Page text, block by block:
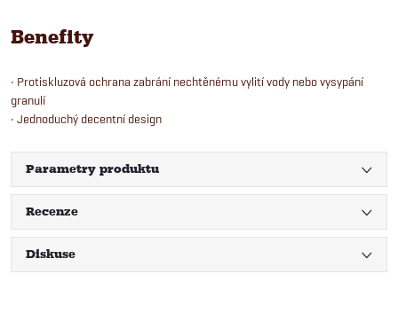
Benefity
• Protiskluzová ochrana zabrání nechtěnému vylití vody nebo vysypání
granulí
• Jednoduchý decentní design
Parametry produktu
Recenze
Diskuse